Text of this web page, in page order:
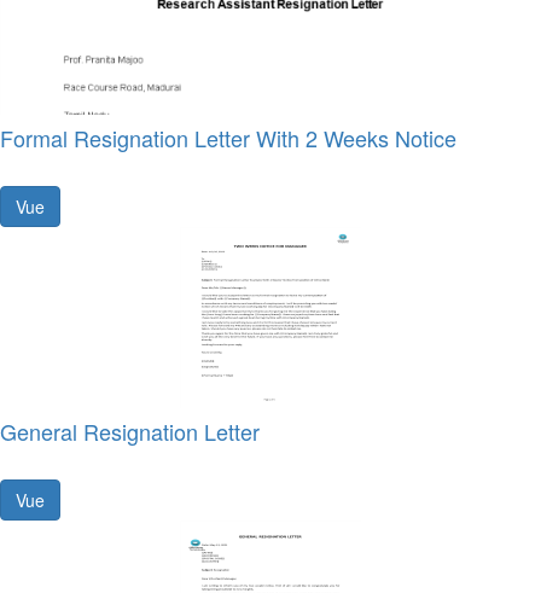
Formal Resignation Letter With 2 Weeks Notice
Vue
General Resignation Letter
Vue